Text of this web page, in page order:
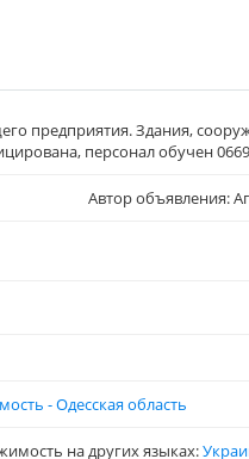
предприятия. Здания,
персонал обучен
Автор объявления:
- Одесская область
на других языках: